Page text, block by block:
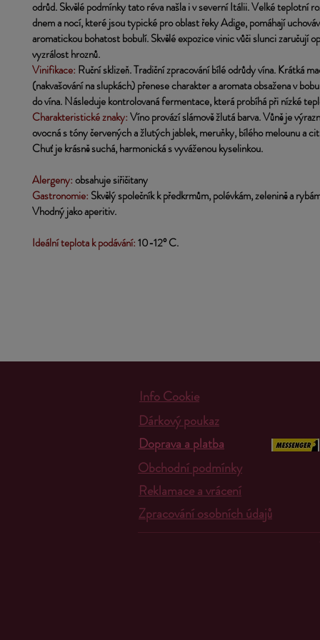
odrůd. Skvělé podmínky tato réva našla i v severní Itálii. Velké teplotní
dnem a nocí, které jsou typické pro oblast řeky Adige, pomáhají
aromatickou bohatost bobulí. Skvělé expozice vinic vůči slunci zaručují
vyzrálost hroznů.
Vinifikace: Ruční sklizeň. Tradiční zpracování bílé odrůdy vína. Krátká
(nakvašování na slupkách) přenese charakter a aromata obsažena v
do vína. Následuje kontrolovaná fermentace, která probíhá při nízké
Charakteristické znaky: Víno provází slámově žlutá barva. Vůně je
ovocná s tóny červených a žlutých jablek, meruňky, bílého melounu a
Chuť je krásně suchá, harmonická s vyváženou kyselinkou.
Alergeny: obsahuje siřičitany
Gastronomie: Skvělý společník k předkrmům, polévkám, zelenině a
Vhodný jako aperitiv.
Ideální teplota k podávání:10-12° C.
Info Cookie
Doprava a platba
Obchodní podmínky
Zpracování osobních údajů
Reklamace a vrácení
Dárkový poukaz